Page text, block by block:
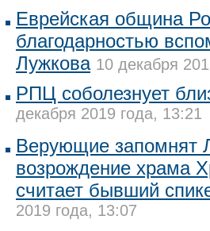
Еврейская община
благодарностью
Лужкова 10 декабря
РПЦ соболезнует
декабря 2019 года, 13:21
Верующие запомнят
возрождение храма
считает бывший
2019 года, 13:07